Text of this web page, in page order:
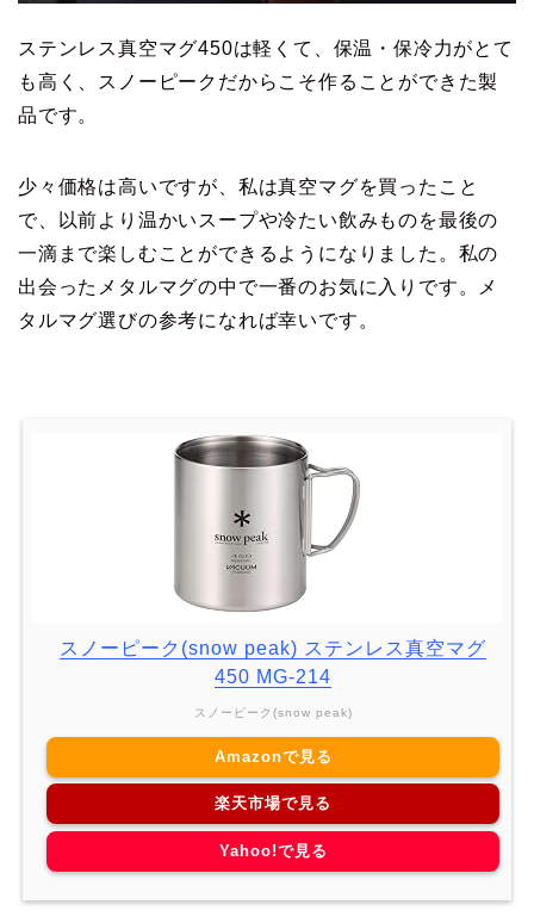
ステンレス真空マグ450は軽くて、保温・保冷力がとて
も高く、スノーピークだからこそ作ることができた製
品です。
少々価格は高いですが、私は真空マグを買ったこと
で、以前より温かいスープや冷たい飲みものを最後の
一滴まで楽しむことができるようになりました。私の
出会ったメタルマグの中で一番のお気に入りです。メ
タルマグ選びの参考になれば幸いです。
スノーピーク(snow peak) ステンレス真空マグ
450 MG-214
スノーピーク(snow peak)
Amazonで見る
楽天市場で見る
Yahoo!で見る